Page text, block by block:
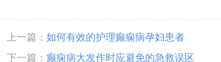
上一篇： 如何有效的护理癫痫病孕妇患者
下一篇： 癫痫病大发作时应避免的急救误区